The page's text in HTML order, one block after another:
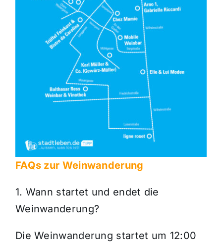
FAQs zur Weinwanderung
1. Wann startet und endet die
Weinwanderung?
Die Weinwanderung startet um 12:00